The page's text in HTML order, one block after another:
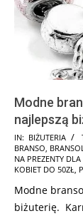
Modne
najlepszą
2024-
11-
24
IN: BIŻUTERIA
BRANSO
NA PREZENTY
KOBIET DO 50ZŁ
Modne
biżuterię.